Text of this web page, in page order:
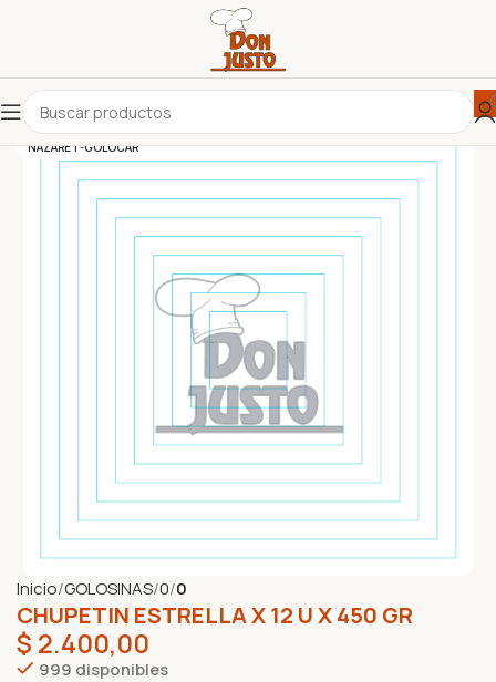
NAZARET-GOLOCAR
Inicio GOLOSINAS 0 0
CHUPETIN ESTRELLA X 12 U X 450 GR
$ 2.400,00
999 disponibles